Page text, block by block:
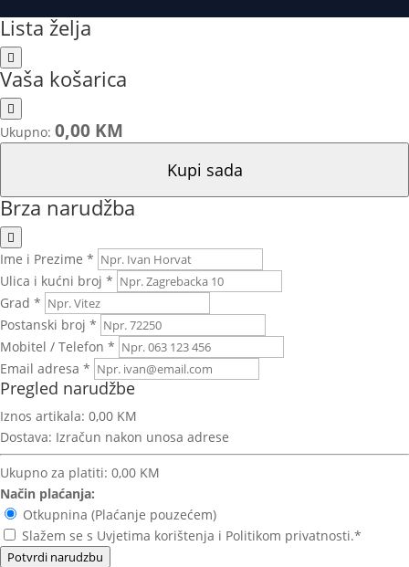
Lista želja
Vaša košarica
Ukupno: 0,00 KM
Kupi sada
Brza narudžba
Ime i Prezime *
Ulica i kućni broj *
Grad *
Postanski broj *
Mobitel / Telefon *
Email adresa *
Pregled narudžbe
Iznos artikala: 0,00 KM
Dostava: Izračun nakon unosa adrese
Ukupno za platiti: 0,00 KM
Način plaćanja:
Otkupnina (Plaćanje pouzećem)
Slažem se s Uvjetima korištenja i Politikom privatnosti.*
Potvrdi narudzbu